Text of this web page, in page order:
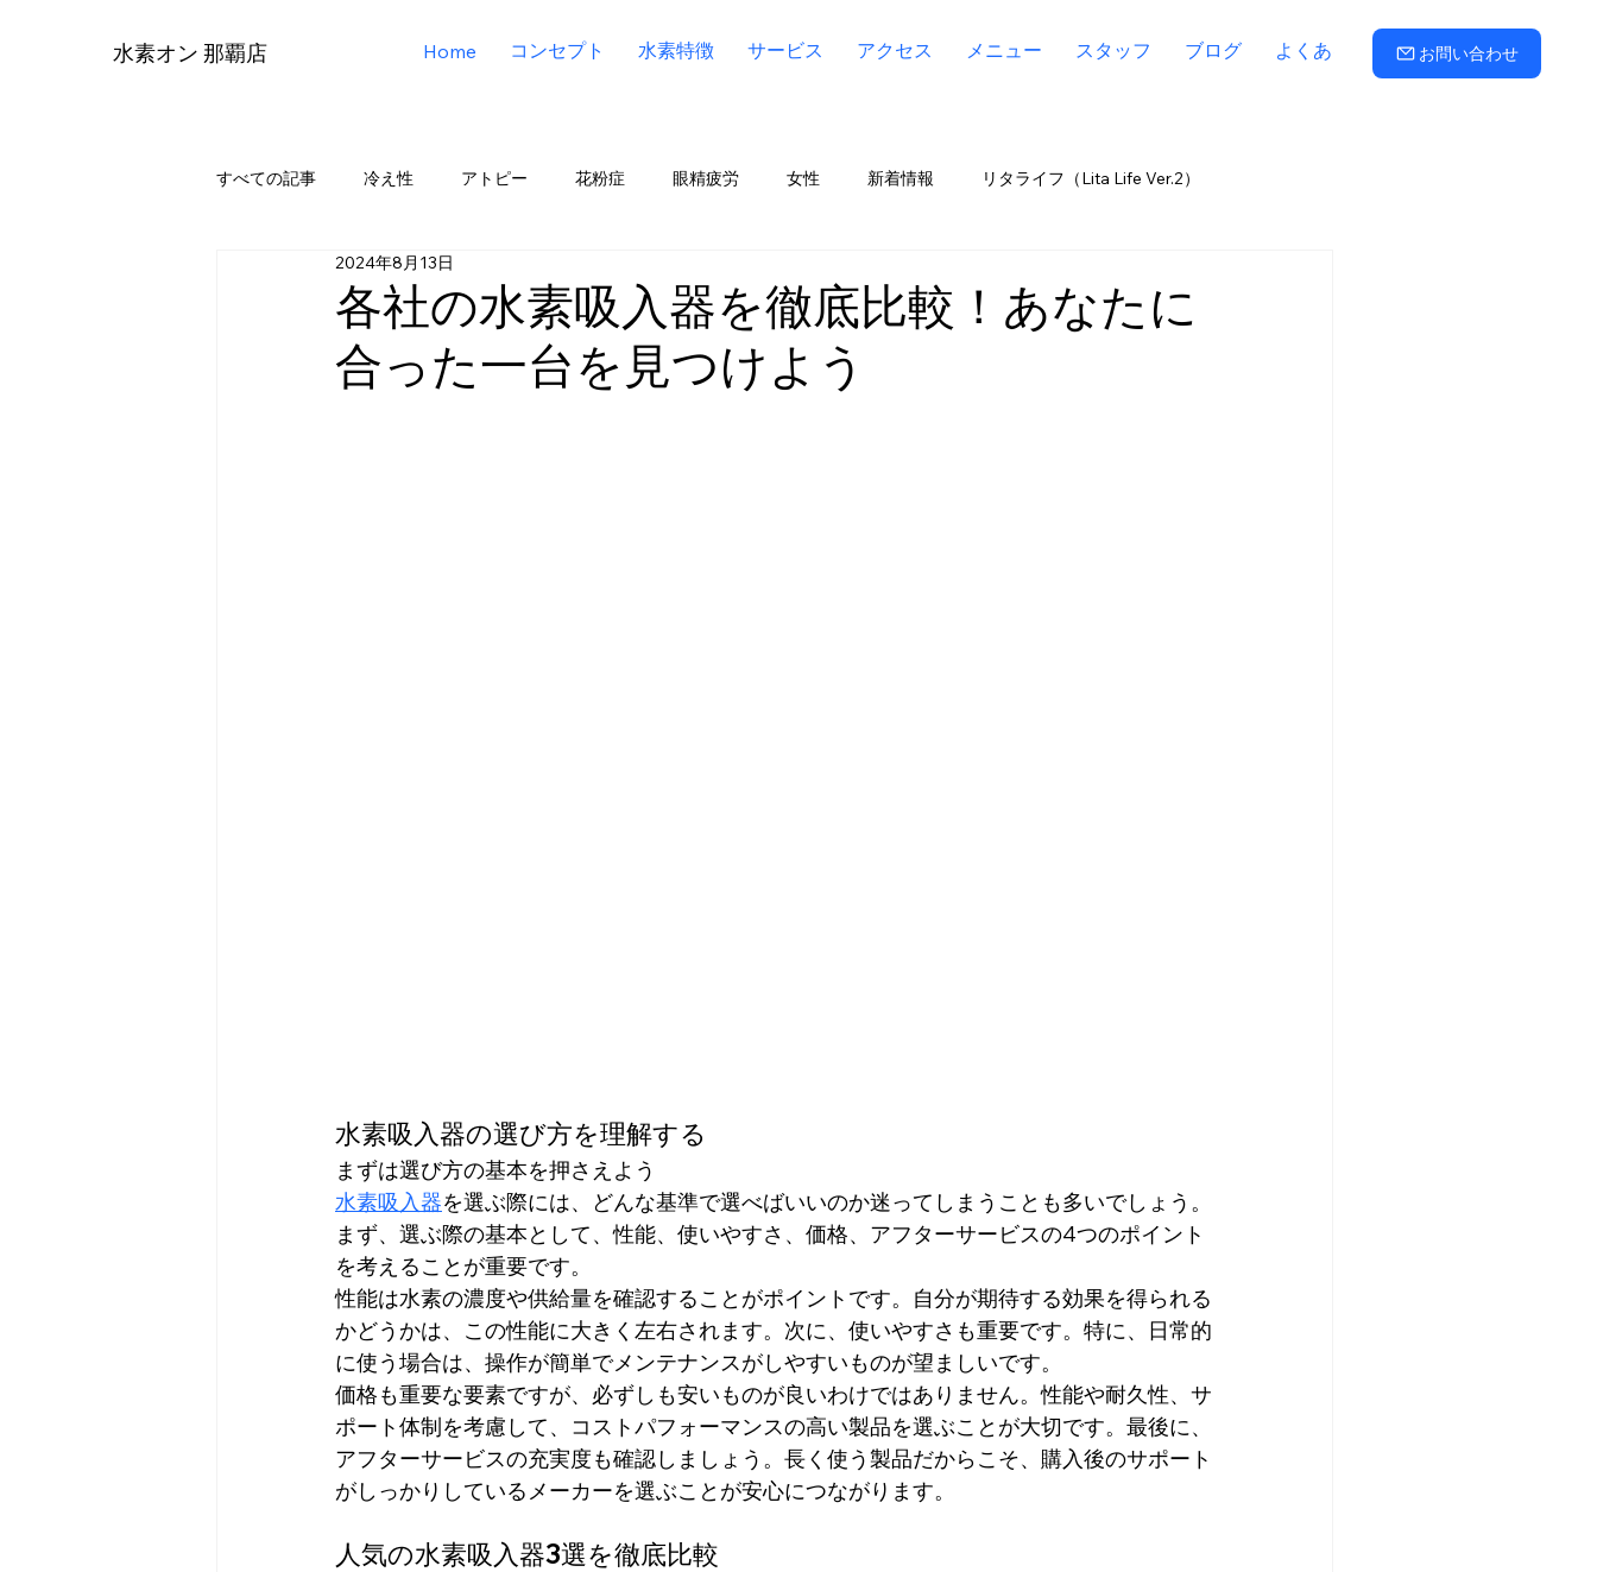
水素オン 那覇店 Home コンセプト 水素特徴 サービス アクセス メニュー スタッフ ブログ よくある質問 お問い合わせ
すべての記事 冷え性 アトピー 花粉症 眼精疲労 女性 新着情報 リタライフ（Lita Life Ver.2）
リタエアー（Lita Air）
メディア掲載
各社の水素吸入器を徹底比較！あなたに
合った一台を見つけよう
2024年8月13日
水素吸入器の選び方を理解する
まずは選び方の基本を押さえよう
水素吸入器を選ぶ際には、どんな基準で選べばいいのか迷ってしまうことも多いでしょう。
まず、選ぶ際の基本として、性能、使いやすさ、価格、アフターサービスの4つのポイント
を考えることが重要です。
性能は水素の濃度や供給量を確認することがポイントです。自分が期待する効果を得られる
かどうかは、この性能に大きく左右されます。次に、使いやすさも重要です。特に、日常的
に使う場合は、操作が簡単でメンテナンスがしやすいものが望ましいです。
価格も重要な要素ですが、必ずしも安いものが良いわけではありません。性能や耐久性、サ
ポート体制を考慮して、コストパフォーマンスの高い製品を選ぶことが大切です。最後に、
アフターサービスの充実度も確認しましょう。長く使う製品だからこそ、購入後のサポート
がしっかりしているメーカーを選ぶことが安心につながります。
人気の水素吸入器3選を徹底比較